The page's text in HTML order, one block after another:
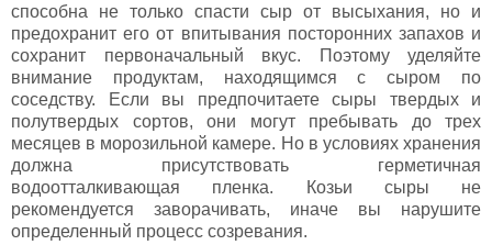
способна не только спасти сыр от высыхания, но и
предохранит его от впитывания посторонних запахов и
сохранит первоначальный вкус. Поэтому уделяйте
внимание продуктам, находящимся с сыром по
соседству. Если вы предпочитаете сыры твердых и
полутвердых сортов, они могут пребывать до трех
месяцев в морозильной камере. Но в условиях хранения
должна присутствовать герметичная
водоотталкивающая пленка. Козьи сыры не
рекомендуется заворачивать, иначе вы нарушите
определенный процесс созревания.